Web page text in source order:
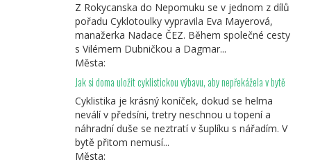
Z Rokycanska do Nepomuku se v jednom z dílů
pořadu Cyklotoulky vypravila Eva Mayerová,
manažerka Nadace ČEZ. Během společné cesty
s Vilémem Dubničkou a Dagmar...
Města:
Jak si doma uložit cyklistickou výbavu, aby nepřekážela v bytě
Cyklistika je krásný koníček, dokud se helma
neválí v předsíni, tretry neschnou u topení a
náhradní duše se neztratí v šuplíku s nářadím. V
bytě přitom nemusí...
Města: